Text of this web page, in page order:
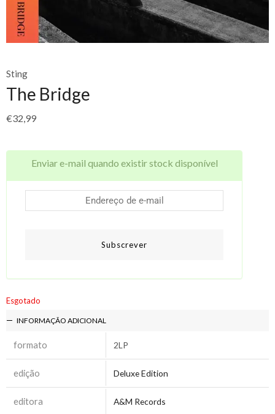
Sting
The Bridge
€32,99
Enviar e-mail quando existir stock disponível
Subscrever
Esgotado
INFORMAÇÃO ADICIONAL
formato 2LP
edição Deluxe Edition
editora A&M Records